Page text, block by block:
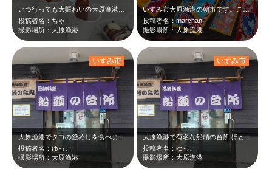
いつ行っても大賑わいの大原漁港の朝市！海鮮だけでなくスイーツやジビエ料理の出店…
投稿者名：ちゃ
撮影場所：大原漁港
いすみ市大原漁港の朝市です。この大漁旗がズラリとはためいているだけでワクワクし…
投稿者名：marchan
撮影場所：大原漁港
大原漁港でタコの釜めしを食べました。 あら煮をお隣さんがたべてましたが、凄い…
投稿者名：ゆっこ
撮影場所：大原漁港
いすみ市
大原漁港で有名な船頭の台所 ほとんどの人が注文するタコ飯は目の前で固形燃料で…
投稿者名：ゆっこ
撮影場所：大原漁港
いすみ市